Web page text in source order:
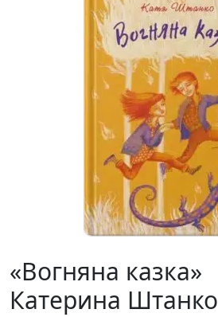
«Вогняна казка»
Катерина Штанко